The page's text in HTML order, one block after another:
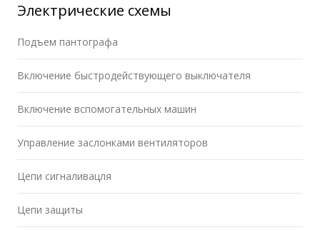
Электрические схемы
Подъем пантографа
Включение быстродействующего выключателя
Включение вспомогательных машин
Управление заслонками вентиляторов
Цепи сигналивацля
Цепи защиты